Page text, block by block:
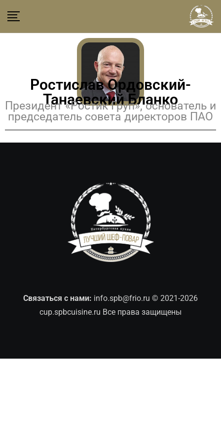
Ростислав Ордовский-
Танаевский Бланко
Президент «Ростик Груп», основатель и
председатель совета директоров ПАО
Связаться с нами: info.spb@frio.ru © 2021-2026
cup.spbcuisine.ru Все права защищены